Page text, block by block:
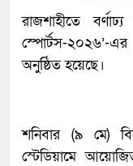
রাজশাহীতে
স্পোর্টস-২০২৬’-
অনুষ্ঠিত হয়েছে।
শনিবার (৯ মে)
স্টেডিয়ামে